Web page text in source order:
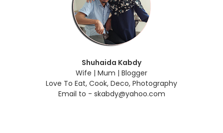
Shuhaida Kabdy
Wife | Mum | Blogger
Love To Eat, Cook, Deco, Photography
Email to - skabdy@yahoo.com